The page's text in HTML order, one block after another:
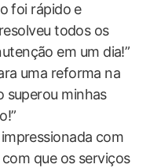
foi rápido e
todos os
em um dia!”
uma reforma na
superou minhas
com
que os serviços